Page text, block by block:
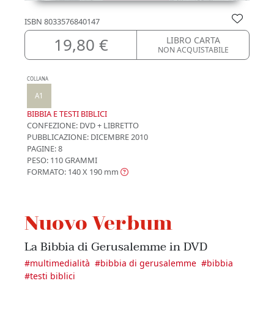
ISBN 8033576840147
19,80 € LIBRO CARTA
NON ACQUISTABILE
COLLANA
A1
BIBBIA E TESTI BIBLICI
CONFEZIONE: DVD + LIBRETTO
PUBBLICAZIONE: DICEMBRE 2010
PAGINE: 8
PESO: 110 GRAMMI
FORMATO: 140 X 190 mm
Nuovo Verbum
La Bibbia di Gerusalemme in DVD
#multimedialità #bibbia di gerusalemme #bibbia
#testi biblici